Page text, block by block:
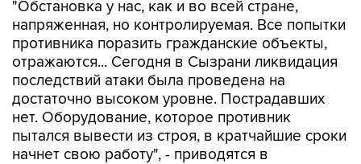
противника поразить гражданские объекты,
отражаются... Сегодня в Сызрани ликвидация
последствий атаки была проведена на
достаточно высоком уровне. Пострадавших
нет. Оборудование, которое противник
пытался вывести из строя, в кратчайшие сроки
начнет свою работу", - приводятся в
сообщении слова Федорищева.